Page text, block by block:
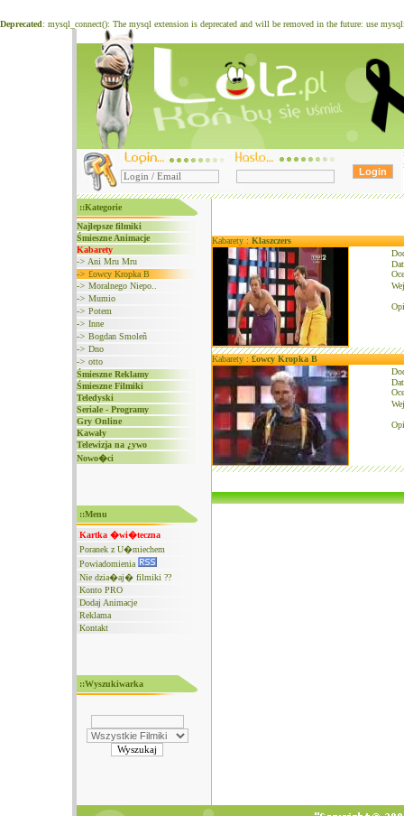
Deprecated: mysql_connect(): The mysql extension is deprecated and will be removed in the future: use
::Kategorie
Najlepsze filmiki
Śmieszne Animacje
Kabarety
-> Ani Mru Mru
-> £owcy Kropka B
-> Moralnego Niepo..
-> Mumio
-> Potem
-> Inne
-> Bogdan Smoleñ
-> Dno
-> otto
Śmieszne Reklamy
Śmieszne Filmiki
Teledyski
Seriale - Programy
Gry Online
Kawały
Telewizja na ¿ywo
Nowo�ci
::Menu
Kartka �wi�teczna
Poranek z U�miechem
Powiadomienia
Nie dzia�aj� filmiki ??
Konto PRO
Dodaj Animacje
Reklama
Kontakt
::Wyszukiwarka
Kabarety :Klaszczers
Kabarety :£owcy Kropka B